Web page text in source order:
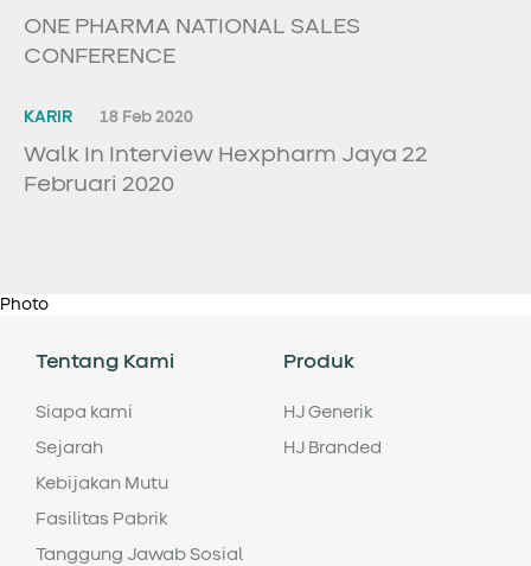
ONE PHARMA NATIONAL SALES
CONFERENCE
KARIR 18 Feb 2020
Walk In Interview Hexpharm Jaya 22
Februari 2020
Photo
Tentang Kami
Siapa kami
Sejarah
Kebijakan Mutu
Fasilitas Pabrik
Tanggung Jawab Sosial
Produk
HJ Generik
HJ Branded